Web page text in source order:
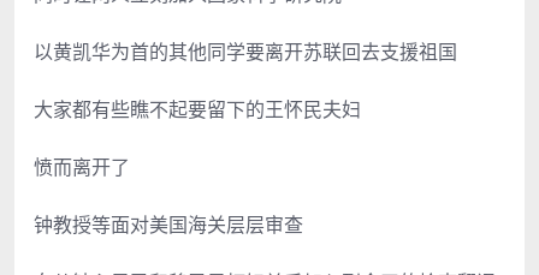
以黄凯华为首的其他同学要离开苏联回去支援祖国
大家都有些瞧不起要留下的王怀民夫妇
愤而离开了
钟教授等面对美国海关层层审查